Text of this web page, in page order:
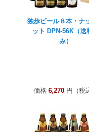
独歩ビール８本・ナ
ット DPN-56K（送
み）
価格 6,270円（税